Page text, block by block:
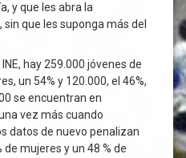
y que les abra la
que les suponga más del
hay 259.000 jóvenes de
un 54% y 120.000, el 46%,
se encuentran en
vez más cuando
datos de nuevo penalizan
mujeres y un 48 % de